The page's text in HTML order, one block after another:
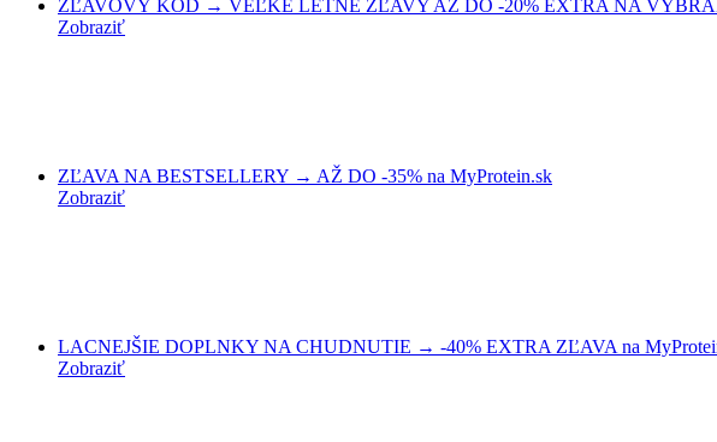
ZĽAVOVÝ KÓD → VEĽKÉ LETNÉ ZĽAVY AŽ DO -20% EXTRA NA
Zobraziť
ZĽAVA NA BESTSELLERY → AŽ DO -35% na MyProtein.sk
Zobraziť
LACNEJŠIE DOPLNKY NA CHUDNUTIE → -40% EXTRA ZĽAVA na
Zobraziť